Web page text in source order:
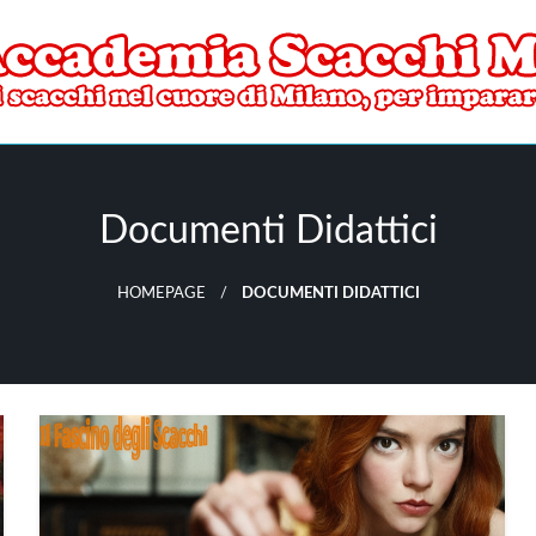
di Milano
Documenti Didattici
HOMEPAGE DOCUMENTI DIDATTICI